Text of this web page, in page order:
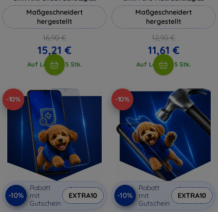
Maßgeschneidert
hergestellt
16,90 €
15,21 €
Auf Lager > 5 Stk.
Maßgeschneidert
hergestellt
12,90 €
11,61 €
Auf Lager > 5 Stk.
-10%
-10%
Rabatt
mit
Gutschein
EXTRA10
-10%
-10%
Rabatt
mit
Gutschein
EXTRA10